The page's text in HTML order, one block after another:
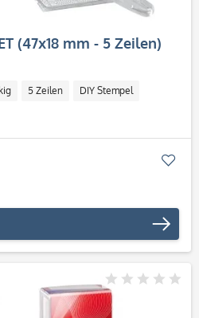
(47x18 mm - 5 Zeilen)
5 Zeilen DIY Stempel